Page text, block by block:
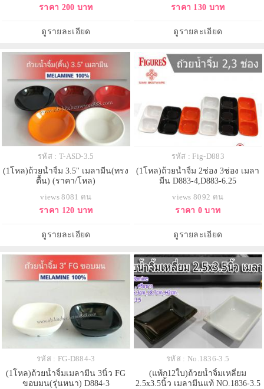
ราคา 200 บาท
ดูรายละเอียด
ราคา 130 บาท
ดูรายละเอียด
รหัส : T-ASD-3.5
(1โหล)ถ้วยน้ำจิ้ม 3.5" เมลามีน(ทรง
ตื้น) (ราคา/โหล)
views 8081 คน
ราคา 120 บาท
ดูรายละเอียด
รหัส : Fig-D883
(1โหล)ถ้วยน้ำจิ้ม 2ช่อง 3ช่อง เมลา
มีน D883-4,D883-6.25
views 8092 คน
ราคา 0 บาท
ดูรายละเอียด
รหัส : FG-D884-3
(1โหล)ถ้วยน้ำจิ้มเมลามีน 3นิ้ว FG
ขอบมน(รุ่นหนา) D884-3
รหัส : No.1836-3.5
(แพ้ก12ใบ)ถ้วยน้ำจิ้มเหลี่ยม
2.5x3.5นิ้ว เมลามีนแท้ NO.1836-3.5